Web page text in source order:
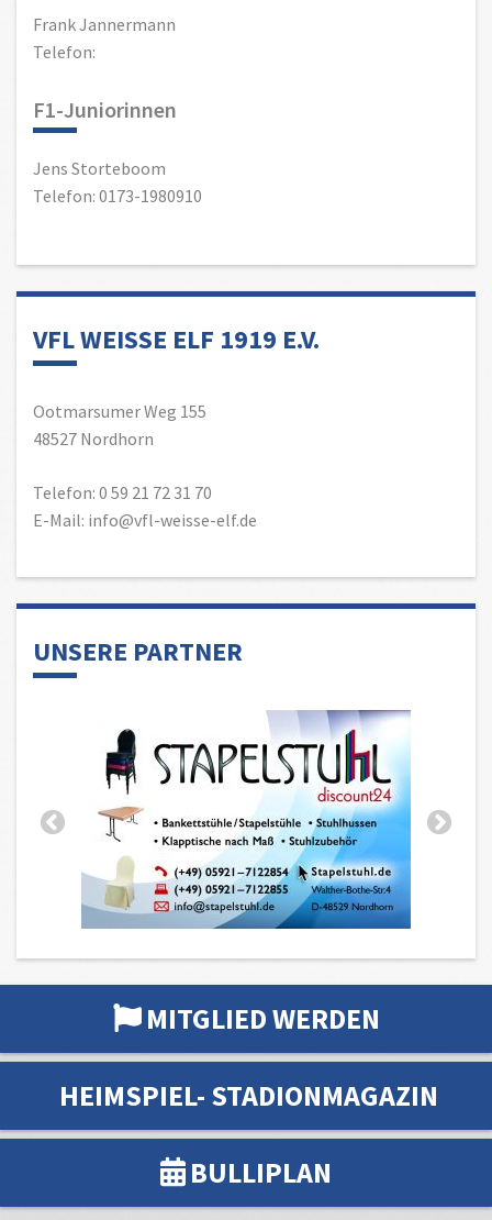
Frank Jannermann
Telefon:
F1-Juniorinnen
Jens Storteboom
Telefon: 0173-1980910
VFL WEISSE ELF 1919 E.V.
Ootmarsumer Weg 155
48527 Nordhorn
Telefon: 0 59 21 72 31 70
E-Mail: info@vfl-weisse-elf.de
UNSERE PARTNER
MITGLIED WERDEN
HEIMSPIEL- STADIONMAGAZIN
BULLIPLAN